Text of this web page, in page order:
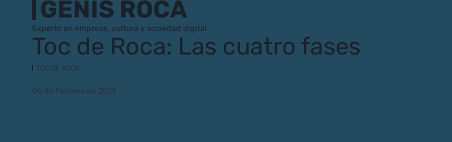
GENÍS ROCA
Experto en empresa, cultura y sociedad digital
Toc de Roca: Las cuatro fases
TOC DE ROCA
06 de Febrero de 2025